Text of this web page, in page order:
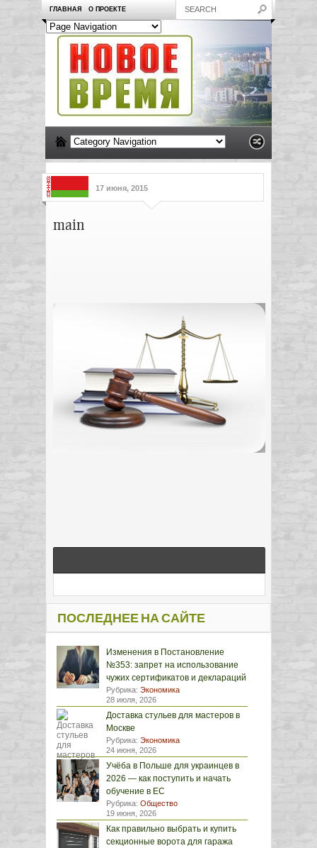
ГЛАВНАЯ О ПРОЕКТЕ
17 июня, 2015
main
ПОСЛЕДНЕЕ НА САЙТЕ
Изменения в Постановление
№353: запрет на использование
чужих сертификатов и деклараций
Рубрика: Экономика
28 июля, 2026
Доставка стульев для мастеров в
Москве
Рубрика: Экономика
24 июня, 2026
Учёба в Польше для украинцев в
2026 — как поступить и начать
обучение в ЕС
Рубрика: Общество
19 июня, 2026
Как правильно выбрать и купить
секционные ворота для гаража